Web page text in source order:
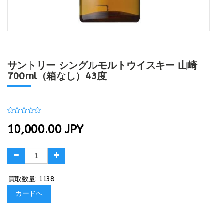
サントリー シングルモルトウイスキー 山崎
700ml（箱なし）43度
10,000.00 JPY
買取数量: 1138
カードへ